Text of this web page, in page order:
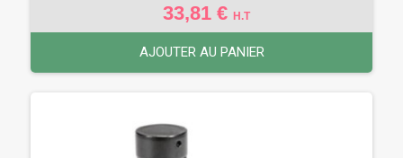
33,81 € H.T
AJOUTER AU PANIER